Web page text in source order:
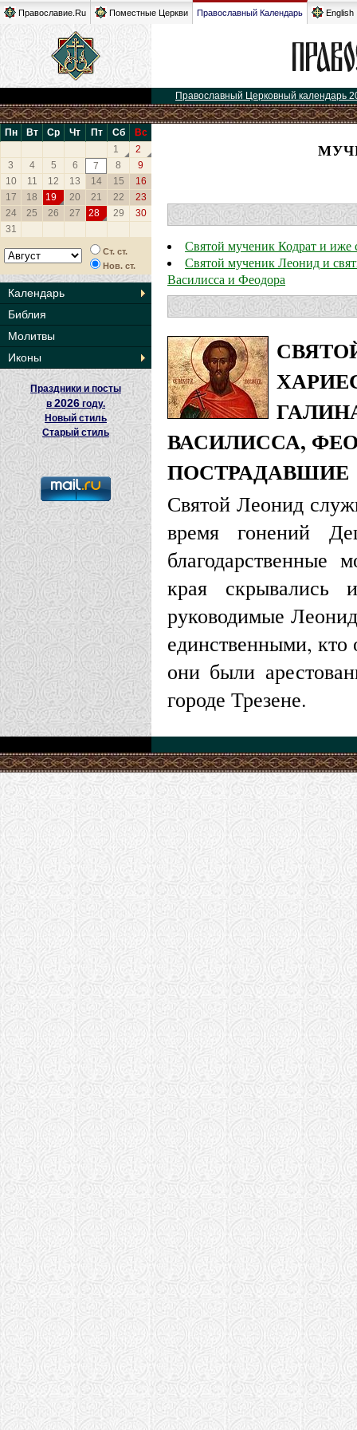
Православие.Ru Поместные Церкви Православный Календарь English
Православный Церковный календарь
Пн Вт Ср Чт Пт Сб
Вс
1
2
3
4 5 6 7 8
9
10
11 12 13 14 15
16
17
18 19 20 21 22
23
24
25 26 27 28 29
30
31
Ст. ст.
Нов. ст.
Календарь
Библия
Молитвы
Иконы
Праздники и посты
в2026 году.
Новый стиль
Старый стиль
Святой мученик Кодрат и иже
Святой мученик Леонид и
Василисса и Феодора
ВАСИЛИССА,
ПОСТРАДАВШИЕ
Святой Леонид
время гонений
благодарственные
края скрывались
руководимые
единственными, кто
они были
городе Трезене.